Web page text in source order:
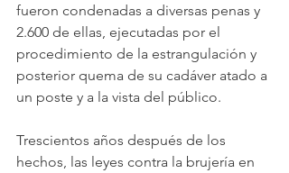
fueron condenadas a diversas penas y
2.600 de ellas, ejecutadas por el
procedimiento de la estrangulación y
posterior quema de su cadáver atado a
un poste y a la vista del público.
Trescientos años después de los
hechos, las leyes contra la brujería en